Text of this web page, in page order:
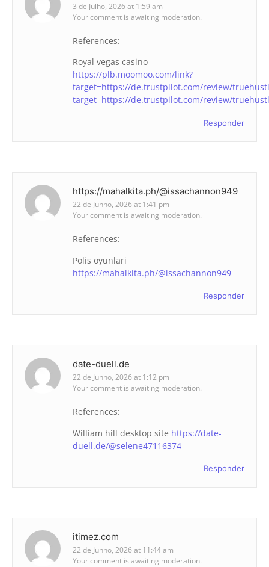
3 de Julho, 2026 at 1:59 am
Your comment is awaiting moderation.
References:
Royal vegas casino
https://plb.moomoo.com/link?
target=https://de.trustpilot.com/review/
target=https://de.trustpilot.com/review/
Responder
https://mahalkita.ph/@issachannon949
22 de Junho, 2026 at 1:41 pm
Your comment is awaiting moderation.
References:
Polis oyunlari
https://mahalkita.ph/@issachannon949
Responder
date-duell.de
22 de Junho, 2026 at 1:12 pm
Your comment is awaiting moderation.
References:
William hill desktop site https://date-
duell.de/@selene47116374
Responder
itimez.com
22 de Junho, 2026 at 11:44 am
Your comment is awaiting moderation.